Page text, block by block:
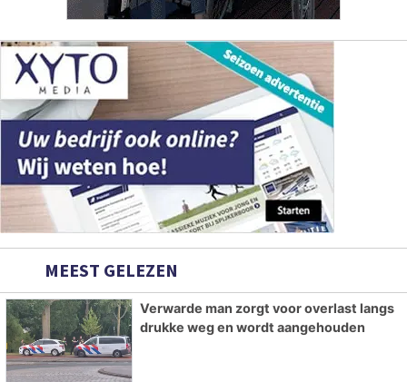
MEEST GELEZEN
Verwarde man zorgt voor overlast langs
drukke weg en wordt aangehouden